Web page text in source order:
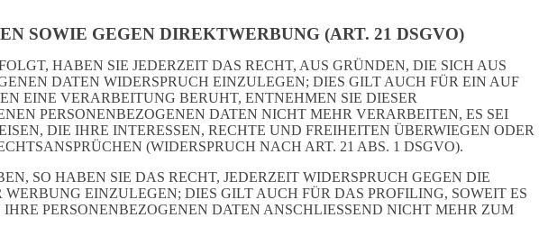
SOWIE GEGEN DIREKTWERBUNG (ART. 21 DSGVO)
HABEN SIE JEDERZEIT DAS RECHT, AUS GRÜNDEN, DIE SICH AUS
DATEN WIDERSPRUCH EINZULEGEN; DIES GILT AUCH FÜR EIN AUF
EINE VERARBEITUNG BERUHT, ENTNEHMEN SIE DIESER
PERSONENBEZOGENEN DATEN NICHT MEHR VERARBEITEN, ES SEI
DIE IHRE INTERESSEN, RECHTE UND FREIHEITEN ÜBERWIEGEN ODER
(WIDERSPRUCH NACH ART. 21 ABS. 1 DSGVO).
SO HABEN SIE DAS RECHT, JEDERZEIT WIDERSPRUCH GEGEN DIE
EINZULEGEN; DIES GILT AUCH FÜR DAS PROFILING, SOWEIT ES
PERSONENBEZOGENEN DATEN ANSCHLIESSEND NICHT MEHR ZUM